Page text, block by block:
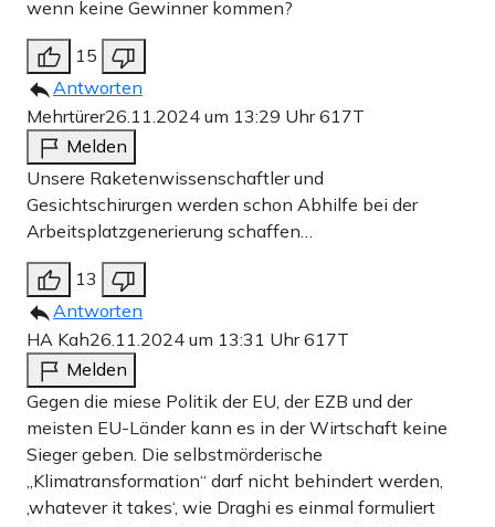
wenn keine Gewinner kommen?
15
Antworten
Mehrtürer26.11.2024 um 13:29 Uhr617T
Melden
Unsere Raketenwissenschaftler und
Gesichtschirurgen werden schon Abhilfe bei der
Arbeitsplatzgenerierung schaffen…
13
Antworten
HA Kah26.11.2024 um 13:31 Uhr617T
Melden
Gegen die miese Politik der EU, der EZB und der
meisten EU-Länder kann es in der Wirtschaft keine
Sieger geben. Die selbstmörderische
„Klimatransformation“ darf nicht behindert werden,
‚whatever it takes‘, wie Draghi es einmal formuliert